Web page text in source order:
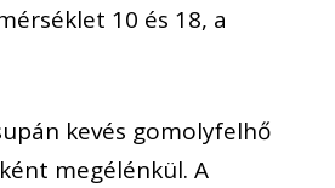
10 és 18, a
kevés gomolyfelhő
megélénkül. A